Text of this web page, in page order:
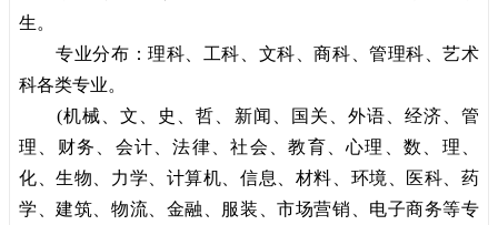
生。
专业分布：理科、工科、文科、商科、管理科、艺术
科各类专业。
(机械、文、史、哲、新闻、国关、外语、经济、管
理、财务、会计、法律、社会、教育、心理、数、理、
化、生物、力学、计算机、信息、材料、环境、医科、药
学、建筑、物流、金融、服装、市场营销、电子商务等专